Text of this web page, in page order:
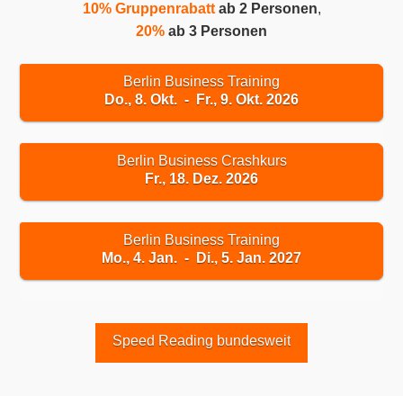
10% Gruppenrabattab 2 Personen,
20% ab 3 Personen
Berlin Business Training
Do., 8. Okt. - Fr., 9. Okt. 2026
Berlin Business Crashkurs
Fr., 18. Dez. 2026
Berlin Business Training
Mo., 4. Jan. - Di., 5. Jan. 2027
Speed Reading bundesweit